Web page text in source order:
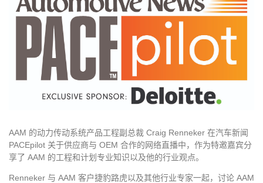
AAM 的动力传动系统产品工程副总裁 Craig Renneker 在汽车新闻
PACEpilot 关于供应商与 OEM 合作的网络直播中，作为特邀嘉宾分
享了 AAM 的工程和计划专业知识以及他的行业观点。
Renneker 与 AAM 客户捷豹路虎以及其他行业专家一起，讨论 AAM